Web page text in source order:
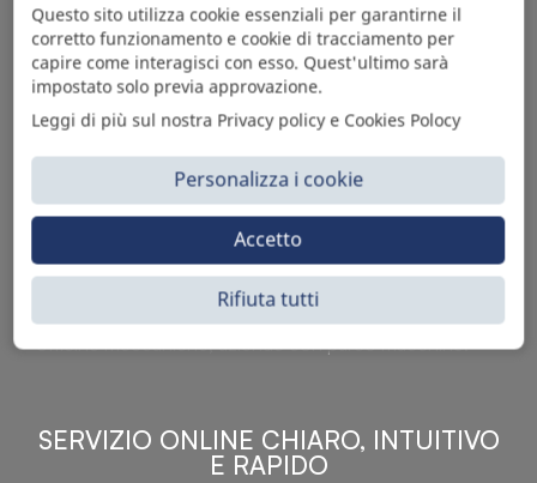
Sì Parts S.r.l. è leader nella distribuzione e vendita di
accessori per veicoli off-highway. Riconosciuto in tutto
il mondo per l’elevato standard qualitativo dei prodotti a
catalogo, attraverso la vendita B2B del ricco
assortimento di articoli originali rivolti a ricambisti,
officine meccaniche, aziende con parco macchine.
SERVIZIO ONLINE CHIARO, INTUITIVO
E RAPIDO
Questo sito utilizza cookie essenziali per garantirne il
corretto funzionamento e cookie di tracciamento per
capire come interagisci con esso. Quest'ultimo sarà
impostato solo previa approvazione.
Leggi di più sul nostra Privacy policy e Cookies Polocy
Personalizza i cookie
Rifiuta tutti
Accetto